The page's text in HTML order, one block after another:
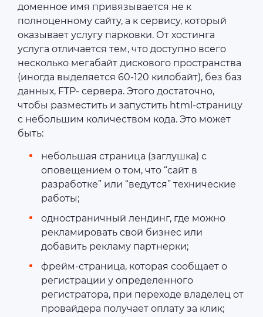
доменное имя привязывается не к
полноценному сайту, а к сервису, который
оказывает услугу парковки. От хостинга
услуга отличается тем, что доступно всего
несколько мегабайт дискового пространства
(иногда выделяется 60-120 килобайт), без баз
данных, FTP- сервера. Этого достаточно,
чтобы разместить и запустить html-страницу
с небольшим количеством кода. Это может
быть:
небольшая страница (заглушка) с
оповещением о том, что “сайт в
разработке” или “ведутся” технические
работы;
одностраничный лендинг, где можно
рекламировать свой бизнес или
добавить рекламу партнерки;
фрейм-страница, которая сообщает о
регистрации у определенного
регистратора, при переходе владелец от
провайдера получает оплату за клик;